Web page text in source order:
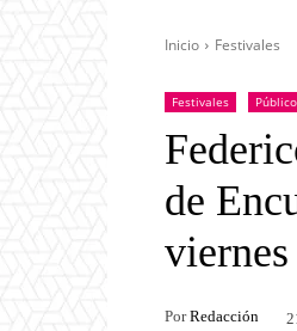
Inicio Festivales
Festivales
de
Por Redacción